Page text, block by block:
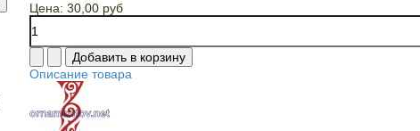
Цена: 30,00 руб
Описание товара